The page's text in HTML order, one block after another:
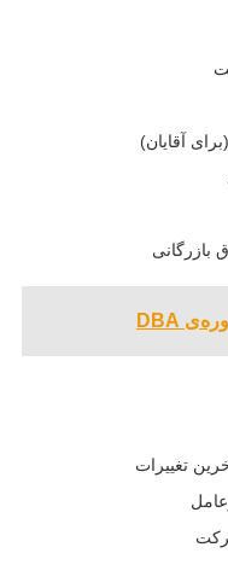
آقایان)
تغییرات